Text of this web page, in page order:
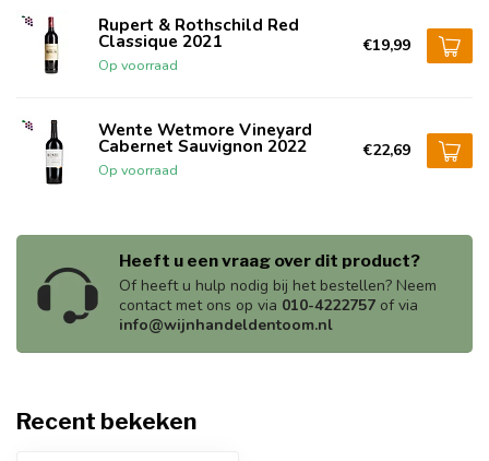
Rupert & Rothschild Red
Classique 2021
Op voorraad
€19,99
Wente Wetmore Vineyard
Cabernet Sauvignon 2022
Op voorraad
€22,69
Heeft u een vraag over dit product?
Of heeft u hulp nodig bij het bestellen? Neem
contact met ons op via 010-4222757 of via
info@wijnhandeldentoom.nl
Recent bekeken